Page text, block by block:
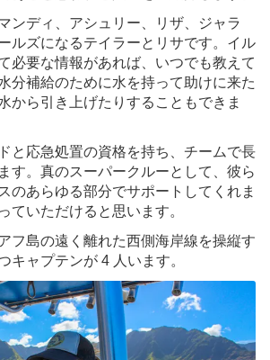
ンディ、アシュリー、リザ、ジャラ
ルズになるテイラーとリサです。イル
必要な情報があれば、いつでも教えて
分補給のために水を持って助けに来た
から引き上げたりすることもできま
と応急処置の資格を持ち、チームで長
す。真のスーパークルーとして、彼ら
のあらゆる部分でサポートしてくれま
ていただけると思います。
フ島の遠く離れた西側海岸線を操縦す
キャプテンが 4 人います。